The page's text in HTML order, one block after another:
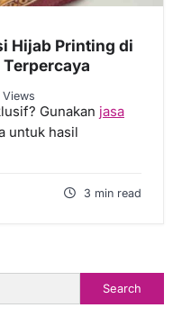
Hijab Printing di
Gunakan jasa
untuk hasil
3 min read
Search